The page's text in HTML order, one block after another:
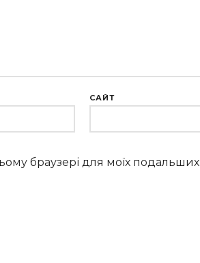
САЙТ
браузері для моїх подальших